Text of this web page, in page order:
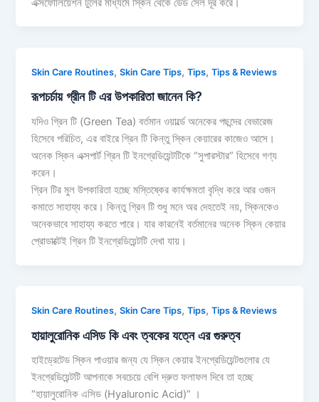
Skin Care Routines,Skin Care Tips,Tips,Tips & Reviews
রূপচর্চায় গ্রীন টি এর উপকারিতা জানেন কি?
যদিও গ্রিন টি (Green Tea) বর্তমান ওয়ার্ল্ডে অনেকের পছন্দের বেভারেজ
হিসেবে পরিচিত, এর বাইরে গ্রিন টি কিন্তু স্কিন কেয়ারের কাজেও আসে।
অনেক স্কিন এক্সপার্ট গ্রিন টি ইনগ্রেডিয়েন্টটিকে “সুপারস্টার” হিসেবে গণ্য
করেন।
গ্রিন টির মুল উপকারিতা হচ্ছে মস্তিষ্কের কার্যক্ষমতা বৃদ্ধি করে আর ওজন
কমাতে সাহায্য করে। কিন্তু গ্রিন টি শুধু মনে অর দেহতেই নয়, স্কিনকেও
অনেকভাবে সাহায্য করতে পারে। যার কারনেই বর্তমানের অনেক স্কিন কেয়ার
প্রোডাক্টেই গ্রিন টি ইনগ্রেডিয়েন্টটি দেখা যায়।
Skin Care Routines,Skin Care Tips,Tips,Tips & Reviews
হায়ালুরোনিক এসিড কি এবং ত্বকের যত্নে এর গুরুত্ব
হাইড্রেটেড স্কিন পাওয়ার জন্য যে স্কিন কেয়ার ইনগ্রেডিয়েন্টগুলোর যে
ইনগ্রেডিয়েন্টটি আপনাকে সবচেয়ে বেশি দ্রুত ফলাফল দিবে তা হচ্ছে
“হায়ালুরোনিক এসিড (Hyaluronic Acid)” ।